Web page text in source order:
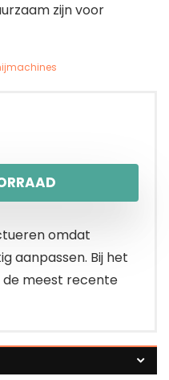
zijn voor
omdat
aanpassen. Bij het
de meest recente